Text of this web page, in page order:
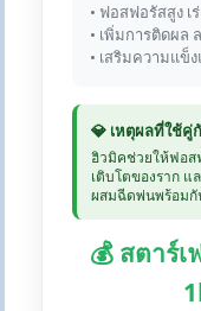
• ฟอสฟอรัสสูง เ
• เพิ่มการติดผล
• เสริมความแข็
💎 เหตุผลที่ใช้คู่
ฮิวมิคช่วยให้ฟอส
เติบโตของราก แ
ผสมฉีดพ่นพร้อมกั
💰 สตาร์